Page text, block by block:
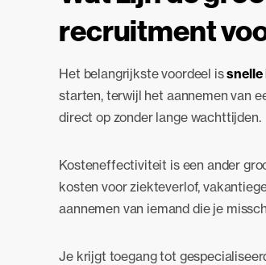
recruitment
Het belangrijkste voordeel issnelle
starten, terwijl het aannemen van
direct op zonder lange wachttijden.
Kosteneffectiviteit is een ander
kosten voor ziekteverlof,
aannemen van iemand die je
Je krijgt toegang tot